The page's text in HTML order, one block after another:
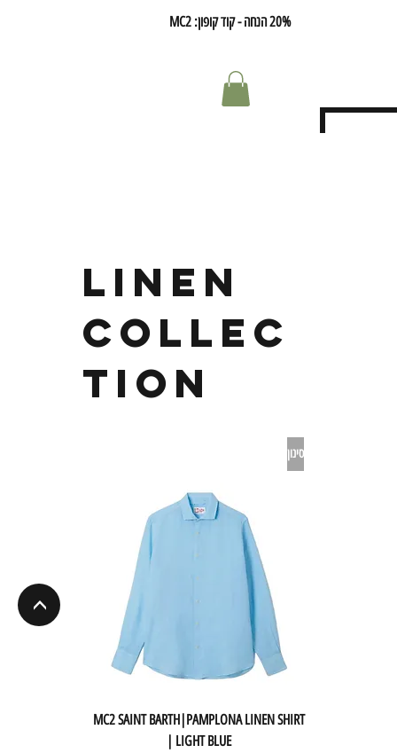
20% הנחה - קוד קופון: MC2
linen
collec
tion
סינון
MC2 SAINT BARTH|PAMPLONA LINEN SHIRT
| LIGHT BLUE
<